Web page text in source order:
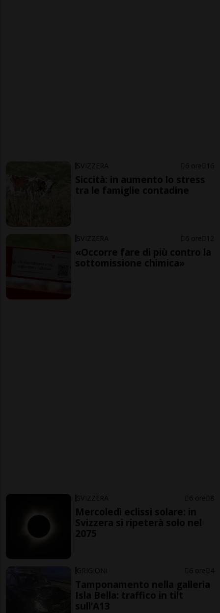
SVIZZERA 6 ore 16
Siccità: in aumento lo stress
tra le famiglie contadine
SVIZZERA 6 ore 12
«Occorre fare di più contro la
sottomissione chimica»
SVIZZERA 6 ore 8
Mercoledì eclissi solare: in
Svizzera si ripeterà solo nel
2075
GRIGIONI 6 ore 4
Tamponamento nella galleria
Isla Bella: traffico in tilt
sull’A13